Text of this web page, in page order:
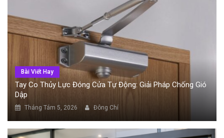
Bài Viết Hay
Tay Co Thủy Lực Đóng Cửa Tự Động: Giải Pháp Chống Gió
Dập
Tháng Tám 5, 2026 Đông Chí